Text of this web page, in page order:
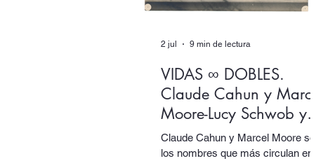
VIDAS ∞ DOBLES.
Claude Cahun y Marcel
Moore-Lucy Schwob y
Suzanne Malherbe
Claude Cahun y Marcel Moore son
los nombres que más circulan en
2 jul 9 min de lectura